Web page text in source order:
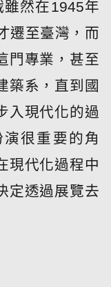
然在1945年
遷至臺灣，而
門專業，甚至
築系，直到國
入現代化的過
很重要的角
現代化過程中
定透過展覽去